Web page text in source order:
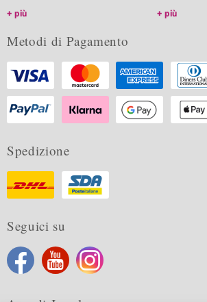
più
più
Metodi di Pagamento
Spedizione
Seguici su